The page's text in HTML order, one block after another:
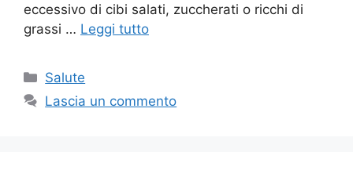
eccessivo di cibi salati, zuccherati o ricchi di
grassi … Leggi tutto
Categorie
Salute
Lascia un commento